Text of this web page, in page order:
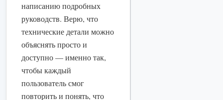
написанию подробных
руководств. Верю, что
технические детали можно
объяснять просто и
доступно — именно так,
чтобы каждый
пользователь смог
повторить и понять, что